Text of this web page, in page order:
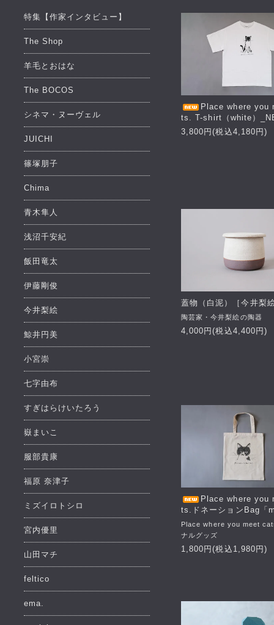
Place where you
ts. T-shirt（white）
3,800円(税込4,180円)
蓋物（白泥）［今井梨
陶芸家・今井梨絵の陶器
4,000円(税込4,400円)
Place where you
ts.ドネーションBag「
Place where you meet
ナルグッズ
1,800円(税込1,980円)
特集【作家インタビュー】
The Shop
羊毛とおはな
The BOCOS
シネマ・ヌーヴェル
JUICHI
篠塚朋子
Chima
青木隼人
浅沼千安紀
飯田竜太
伊藤剛俊
今井梨絵
鯨井円美
小宮崇
七字由布
すぎはらけいたろう
嶽まいこ
服部貴康
福原 奈津子
ミズイロトシロ
宮内優里
山田マチ
feltico
ema.